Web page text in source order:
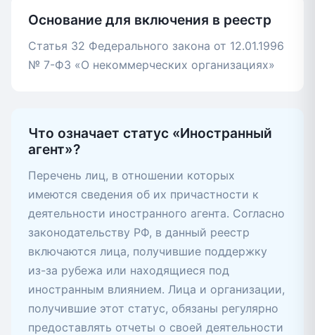
Основание для включения в реестр
Статья 32 Федерального закона от 12.01.1996
№ 7-ФЗ «О некоммерческих организациях»
Что означает статус «Иностранный
агент»?
Перечень лиц, в отношении которых
имеются сведения об их причастности к
деятельности иностранного агента. Согласно
законодательству РФ, в данный реестр
включаются лица, получившие поддержку
из-за рубежа или находящиеся под
иностранным влиянием. Лица и организации,
получившие этот статус, обязаны регулярно
предоставлять отчеты о своей деятельности